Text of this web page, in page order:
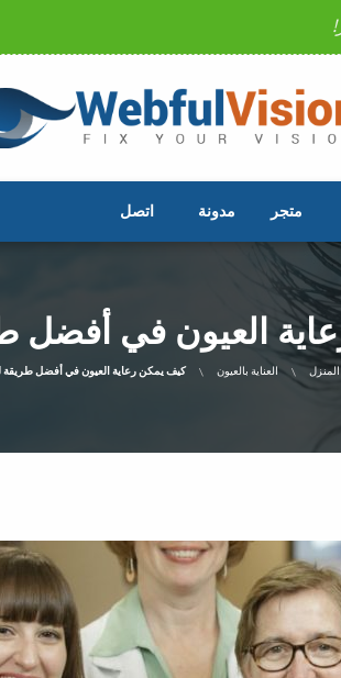
متجر مدونة اتصل
العيون في أفضل
المنزل العناية بالعيون كيف يمكن رعاية العيون في أفضل طريقة